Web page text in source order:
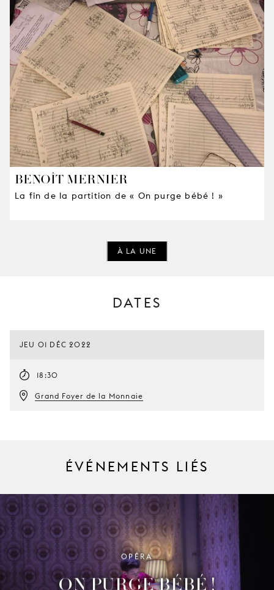
BENOÎT MERNIER
La fin de la partition de « On purge bébé ! »
À LA UNE
DATES
JEU 01 DÉC 2022
18:30
Grand Foyer de la Monnaie
ÉVÉNEMENTS LIÉS
OPÉRA
ON PURGE BÉBÉ !